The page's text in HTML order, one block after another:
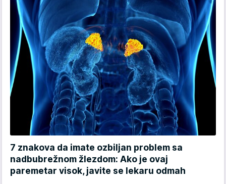
7 znakova da imate ozbiljan problem sa
nadbubrežnom žlezdom: Ako je ovaj
paremetar visok, javite se lekaru odmah